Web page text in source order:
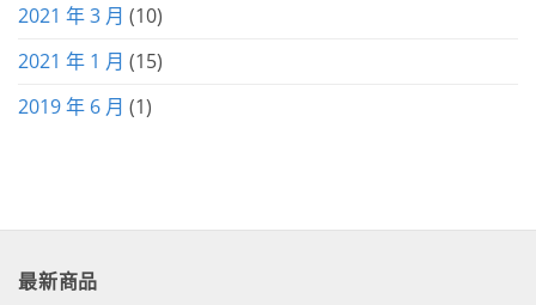
2021 年 3 月 (10)
2021 年 1 月 (15)
2019 年 6 月 (1)
最新商品